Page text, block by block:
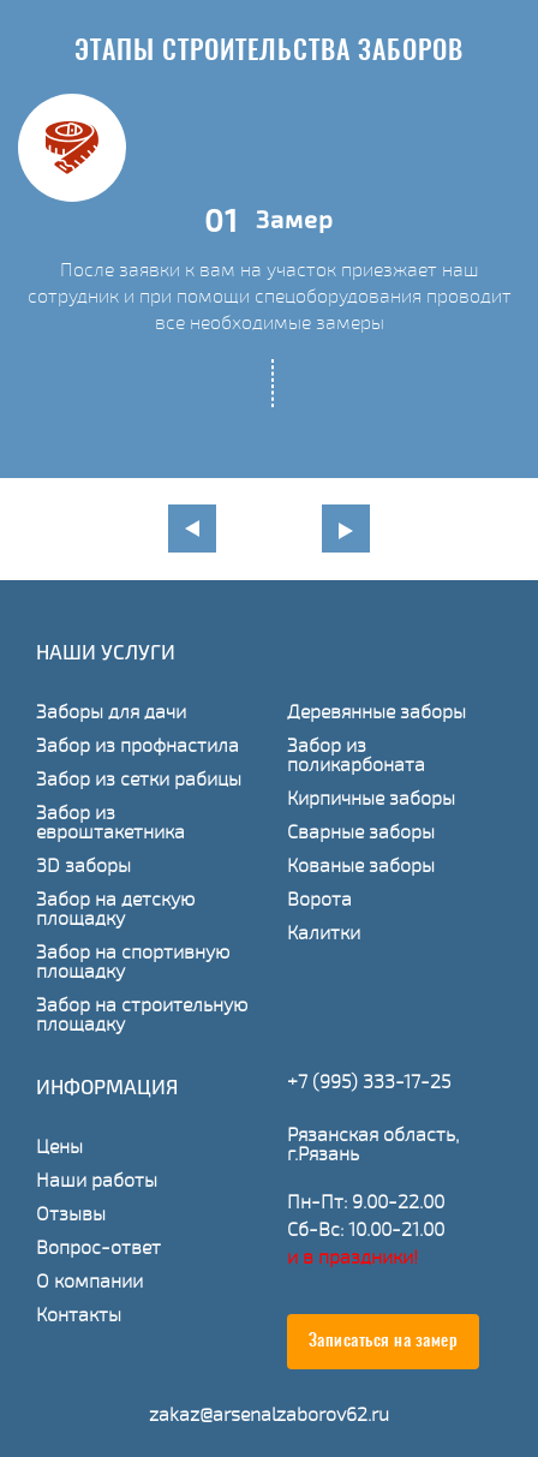
ЭТАПЫ СТРОИТЕЛЬСТВА ЗАБОРОВ
01 Замер
После заявки к вам на участок приезжает наш
сотрудник и при помощи спецоборудования проводит
все необходимые замеры
НАШИ УСЛУГИ
Заборы для дачи
Забор из профнастила
Забор из сетки рабицы
Забор из
евроштакетника
3D заборы
Забор на детскую
площадку
Забор на спортивную
площадку
Забор на строительную
площадку
Деревянные заборы
Забор из
поликарбоната
Кирпичные заборы
Сварные заборы
Кованые заборы
Ворота
Калитки
ИНФОРМАЦИЯ
Цены
Наши работы
Отзывы
Вопрос-ответ
О компании
Контакты
+7 (995) 333-17-25
Рязанская область,
г.Рязань
Пн-Пт: 9.00-22.00
Сб-Вс: 10.00-21.00
и в праздники!
Записаться на замер
zakaz@arsenalzaborov62.ru